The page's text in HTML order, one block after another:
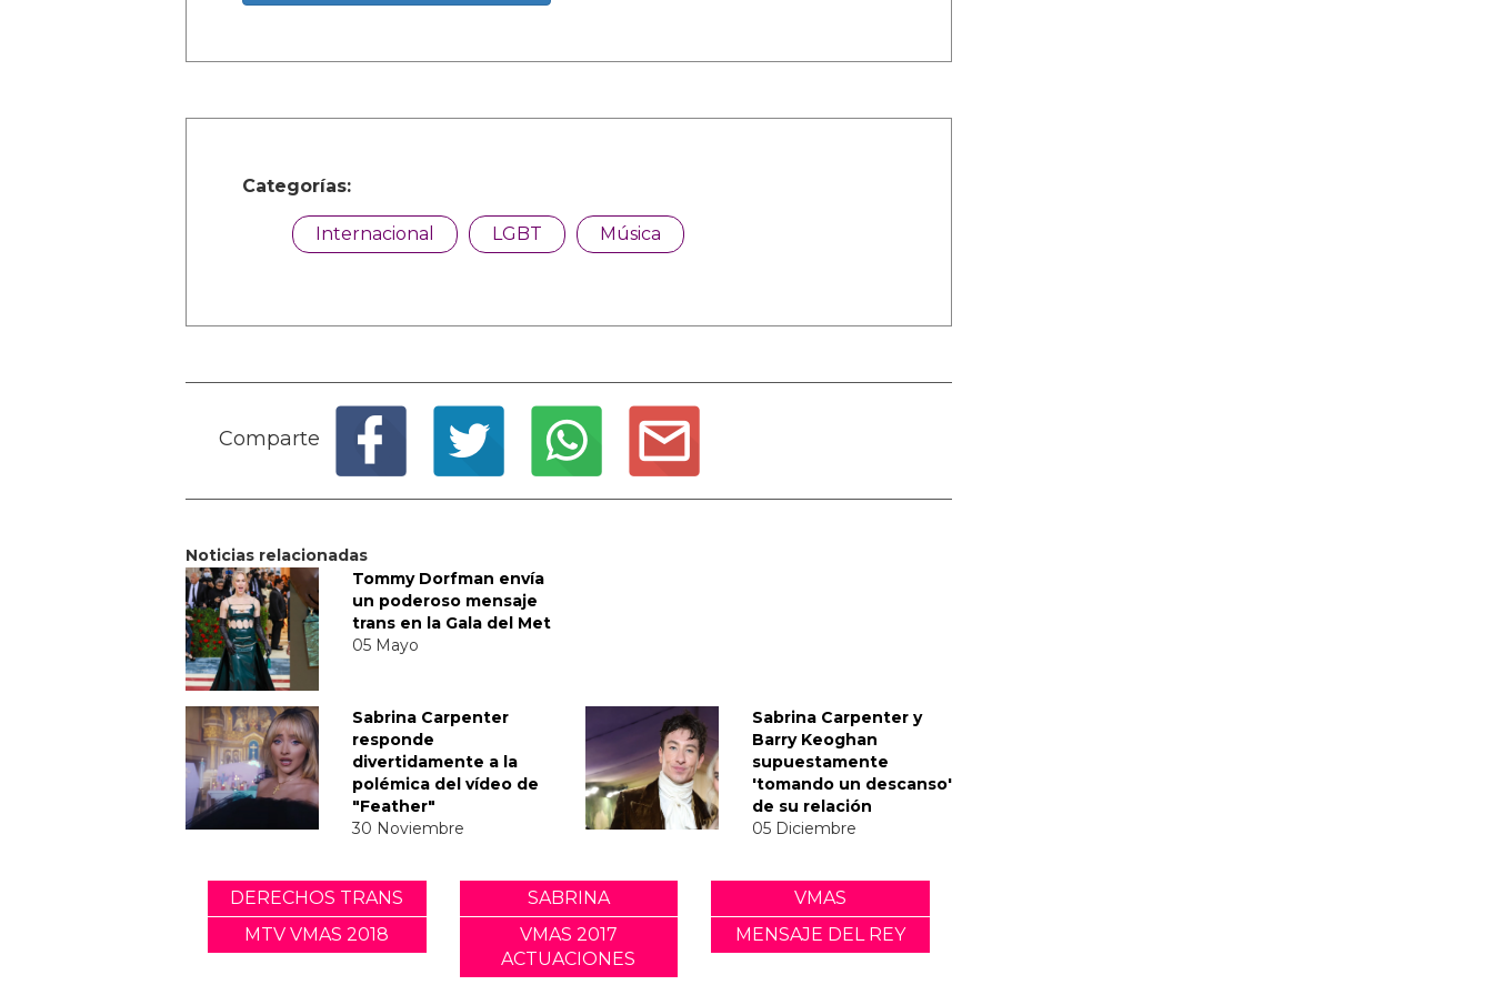
Categorías:
Internacional LGBT Música
Comparte
Noticias relacionadas
Tommy Dorfman envía
un poderoso mensaje
trans en la Gala del Met
05 Mayo
Sabrina Carpenter
responde
divertidamente a la
polémica del vídeo de
"Feather"
30 Noviembre
Sabrina Carpenter y
Barry Keoghan
supuestamente
'tomando un descanso'
de su relación
05 Diciembre
DERECHOS TRANS SABRINA
VMAS
MTV VMAS 2018
VMAS 2017
ACTUACIONES
MENSAJE DEL REY